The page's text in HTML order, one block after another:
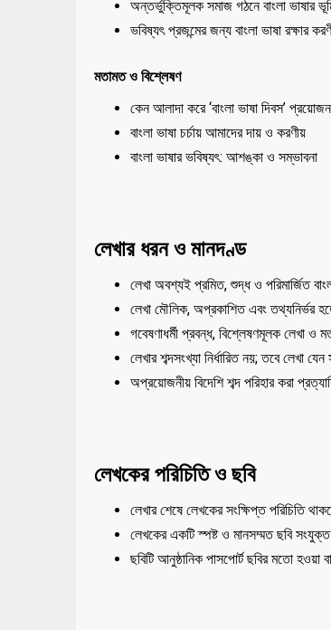
অন্তর্ভুক্তিমূলক সমাজ গঠনে বাংলা ভাষার
ভবিষ্যৎ প্রজন্মের জন্য বাংলা ভাষা রক্ষার
মতামত ও বিশ্লেষণ
কেন আলাদা করে ‘বাংলা ভাষা দিবস’ প্রয়োজন
বাংলা ভাষা চর্চায় আমাদের দায় ও করণীয়
বাংলা ভাষার ভবিষ্যৎ: আশঙ্কা ও সম্ভাবনা
লেখার ধরন ও মানদণ্ড
লেখা অবশ্যই প্রমিত, শুদ্ধ ও পরিমার্জিত
লেখা মৌলিক, অপ্রকাশিত এবং তথ্যনির্ভর
গবেষণাধর্মী প্রবন্ধ, বিশ্লেষণমূলক লেখা
লেখার শব্দসংখ্যা নির্ধারিত নয়; তবে লেখা
অপ্রয়োজনীয় বিদেশি শব্দ পরিহার করা
লেখকের পরিচিতি ও ছবি
লেখার শেষে লেখকের সংক্ষিপ্ত পরিচিতি
লেখকের একটি স্পষ্ট ও মানসম্মত ছবি
ছবিটি আনুষ্ঠানিক পাসপোর্ট ছবির মতো